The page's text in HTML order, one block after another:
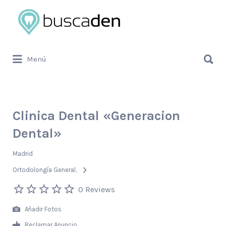
Buscar
por:
Menú
por:
Clinica Dental «Generacion
Dental»
Madrid
Ortodolongía General
0 Reviews
Añadir Fotos